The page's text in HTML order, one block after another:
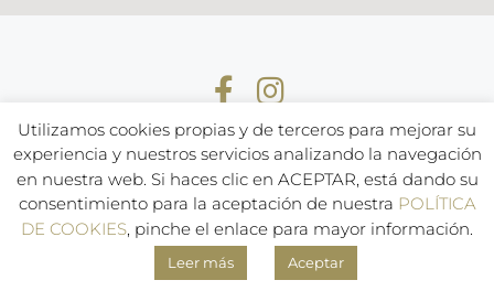
Aviso Legal Política de Privacidad Política de cookies
Política de compras y devoluciones
© Diseño web porFactoryfy
Utilizamos cookies propias y de terceros para mejorar su
experiencia y nuestros servicios analizando la navegación
en nuestra web. Si haces clic en ACEPTAR, está dando su
consentimiento para la aceptación de nuestra POLÍTICA
DE COOKIES, pinche el enlace para mayor información.
Leer más Aceptar